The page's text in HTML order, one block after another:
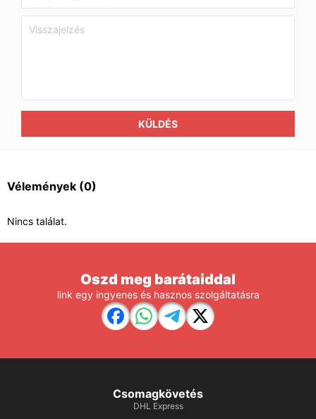
KÜLDÉS
Vélemények (0)
Nincs találat.
Oszd meg barátaiddal
link egy ingyenes és hasznos szolgáltatásra
Csomagkövetés
DHL Express